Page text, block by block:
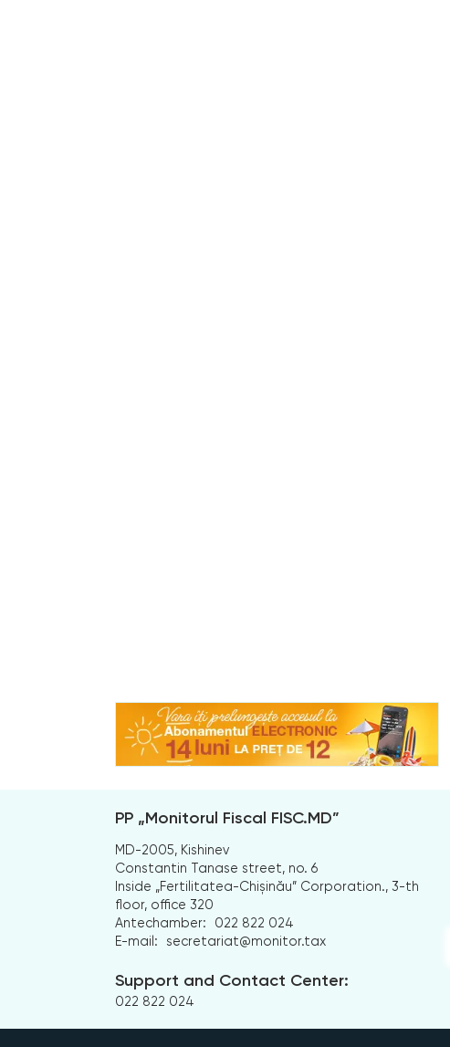
PP „Monitorul Fiscal FISC.MD”
MD-2005, Kishinev
Constantin Tanase street, no. 6
Inside „Fertilitatea-Chișinău” Corporation., 3-th
floor, office 320
Antechamber:
022 822 024
E-mail:
secretariat@monitor.tax
Support and Contact Center:
022 822 024